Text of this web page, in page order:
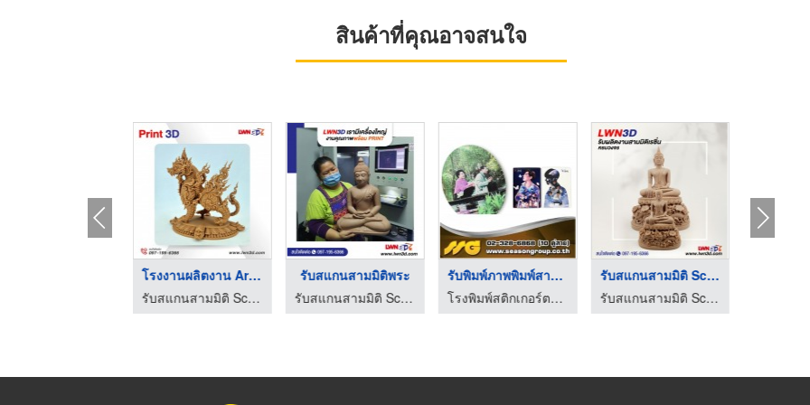
สินค้าที่คุณอาจสนใจ
โรงงานผลิตงาน Art To ...
รับสแกนสามมิติ Scan3D รับปริ้น3D-แอลดับบลิวเอ็น ทรีดี
รับสแกนสามมิติพระ
รับสแกนสามมิติ Scan3D รับปริ้น3D-แอลดับบลิวเอ็น ทรีดี
รับพิมพ์ภาพพิมพ์สามม ...
โรงพิมพ์สติกเกอร์ตามสั่ง - ซีซันกรุ๊ป
รับสแกนสามมิติ Scan3 ...
รับสแกนสามมิติ Scan3D รับปริ้น3D-แอลดับบลิวเอ็น ทรีดี